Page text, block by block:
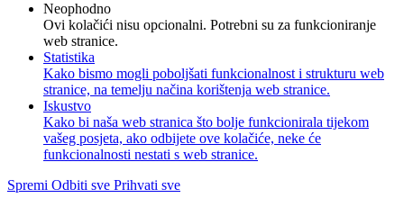
Neophodno
Ovi kolačići nisu opcionalni. Potrebni su za funkcioniranje
web stranice.
Statistika
Kako bismo mogli poboljšati funkcionalnost i strukturu web
stranice, na temelju načina korištenja web stranice.
Iskustvo
Kako bi naša web stranica što bolje funkcionirala tijekom
vašeg posjeta, ako odbijete ove kolačiće, neke će
funkcionalnosti nestati s web stranice.
Spremi Odbiti sve Prihvati sve